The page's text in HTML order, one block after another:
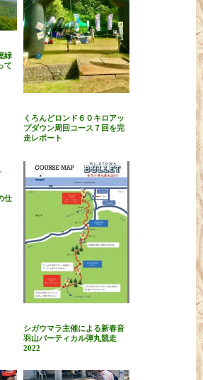
緑
て
くろんどロンド６０キロアッ
プダウン周回コース７回を完
走レポート
仕
シガウマラ主催による新春音
羽山バーティカル弾丸競走
2022